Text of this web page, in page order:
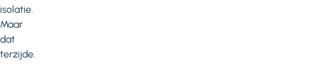
isolatie.
Maar
dat
terzijde.